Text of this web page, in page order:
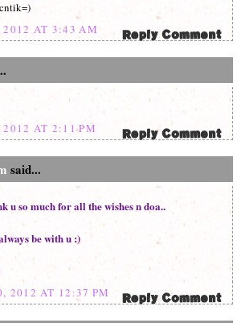
2012 AT 3:43 AM
2012 AT 2:11 PM
said...
u so much for all the wishes n doa..
be with u :)
2012 AT 12:37 PM